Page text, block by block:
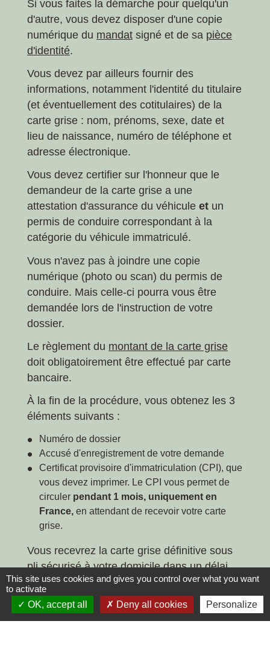
Si vous faites la démarche pour quelqu'un
d'autre, vous devez disposer d'une copie
numérique du mandat signé et de sa pièce
d'identité.
Vous devez par ailleurs fournir des
informations, notamment l'identité du titulaire
(et éventuellement des cotitulaires) de la
carte grise : nom, prénoms, sexe, date et
lieu de naissance, numéro de téléphone et
adresse électronique.
Vous devez certifier sur l'honneur que le
demandeur de la carte grise a une
attestation d'assurance du véhicule et un
permis de conduire correspondant à la
catégorie du véhicule immatriculé.
Vous n'avez pas à joindre une copie
numérique (photo ou scan) du permis de
conduire. Mais celle-ci pourra vous être
demandée lors de l'instruction de votre
dossier.
Le règlement du montant de la carte grise
doit obligatoirement être effectué par carte
bancaire.
À la fin de la procédure, vous obtenez les 3
éléments suivants :
Numéro de dossier
Accusé d'enregistrement de votre demande
Certificat provisoire d'immatriculation (CPI), que
vous devez imprimer. Le CPI vous permet de
circuler pendant 1 mois, uniquement en
France, en attendant de recevoir votre carte
grise.
Vous recevrez la carte grise définitive sous
pli sécuriséà votre domicile dansun délai
qui peut varier .
Vous pouvez suivre sur internet l'état
d'avancement de sa fabrication :
This site uses cookies and gives you control over what you want
to activate
OK, accept all
Deny all cookies Personalize